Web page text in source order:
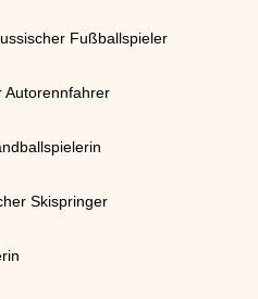
Fußballspieler
Autorennfahrer
Skispringer